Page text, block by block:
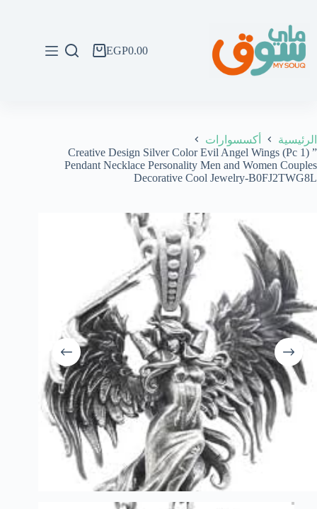
المحتوى
عربةEGP0.00
الرئيسية
أكسسوارات
” (1 Pc) Creative Design Silver Color Evil Angel Wings
Pendant Necklace Personality Men and Women Couples
Decorative Cool Jewelry-B0FJ2TWG8L